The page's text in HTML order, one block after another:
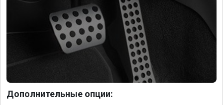
Дополнительные опции: